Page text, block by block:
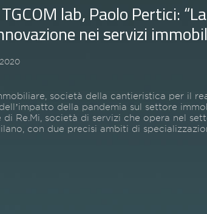
lab, Paolo Pertici:
nei servizi
società della cantieristica per il
della pandemia sul settore
Re.Mi, società di servizi che opera nel
con due precisi ambiti di